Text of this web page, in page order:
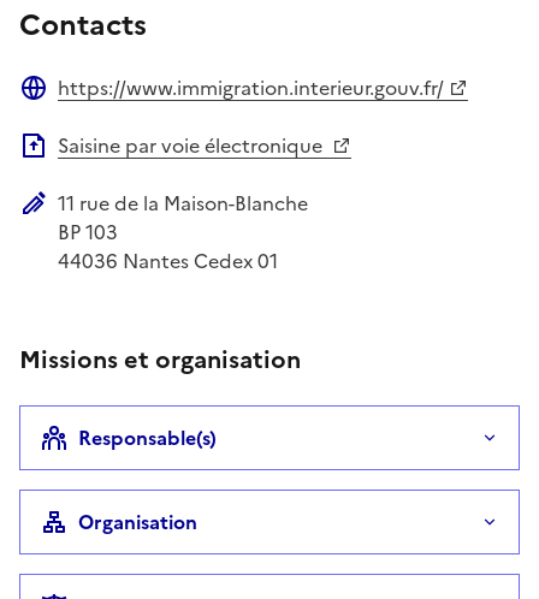
Contacts
https://www.immigration.interieur.gouv.fr/
Saisine par voie électronique
Adresse postale
11 rue de la Maison-Blanche
BP 103
44036 Nantes Cedex 01
Missions et organisation
Responsable(s)
Organisation